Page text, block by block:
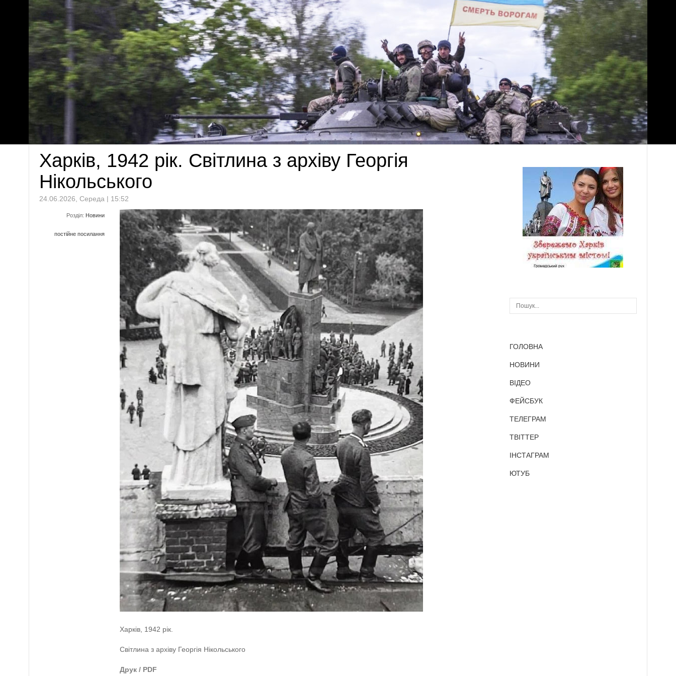
Харків, 1942 рік. Світлина з архіву Георгія
Нікольського
24.06.2026, Середа | 15:52
Розділ: Новини
постійне посилання
Харків, 1942 рік.
Світлина з архіву Георгія Нікольського
Друк / PDF
ГОЛОВНА
НОВИНИ
ВІДЕО
ФЕЙСБУК
ТЕЛЕГРАМ
ТВІТТЕР
ІНСТАГРАМ
ЮТУБ